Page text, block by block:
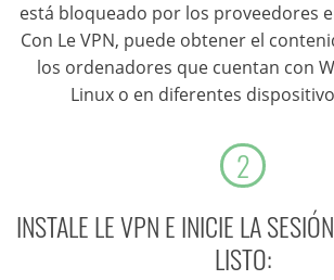
está bloqueado por los proveedores
Con Le VPN, puede obtener el
los ordenadores que cuentan con
Linux o en diferentes
2
INSTALE LE VPN E INICIE LA
LISTO: